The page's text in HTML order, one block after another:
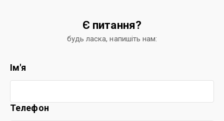
Є питання?
будь ласка, напишіть нам:
Ім'я
Телефон